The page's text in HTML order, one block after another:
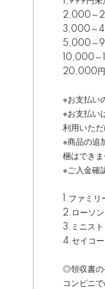
2,000～
3,000～
5,000～
10,000
20,000円
※お支払い
※お支払い
利用いただ
※商品の追
梱はできま
※ご入金確
1.ファミ
2.ローソ
3.ミニス
4.セイコ
◎領収書
コンビニ